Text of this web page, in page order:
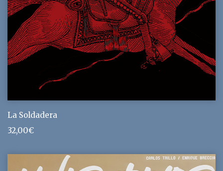
La Soldadera
32,00€